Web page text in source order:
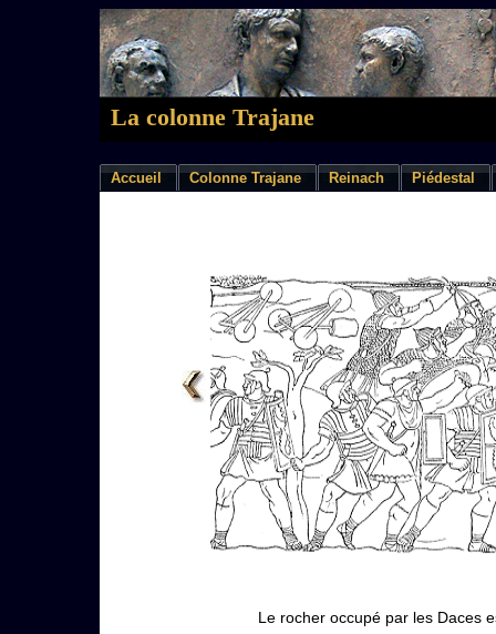
La colonne Trajane
Accueil Colonne Trajane Reinach Piédestal
Le rocher occupé par les Daces